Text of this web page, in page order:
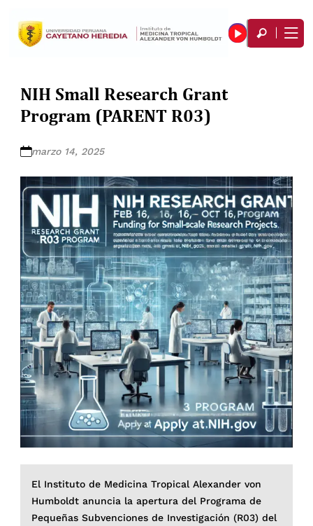
NIH Small Research Grant
Program (PARENT R03)
marzo 14, 2025
El Instituto de Medicina Tropical Alexander von
Humboldt anuncia la apertura del Programa de
Pequeñas Subvenciones de Investigación (R03) del